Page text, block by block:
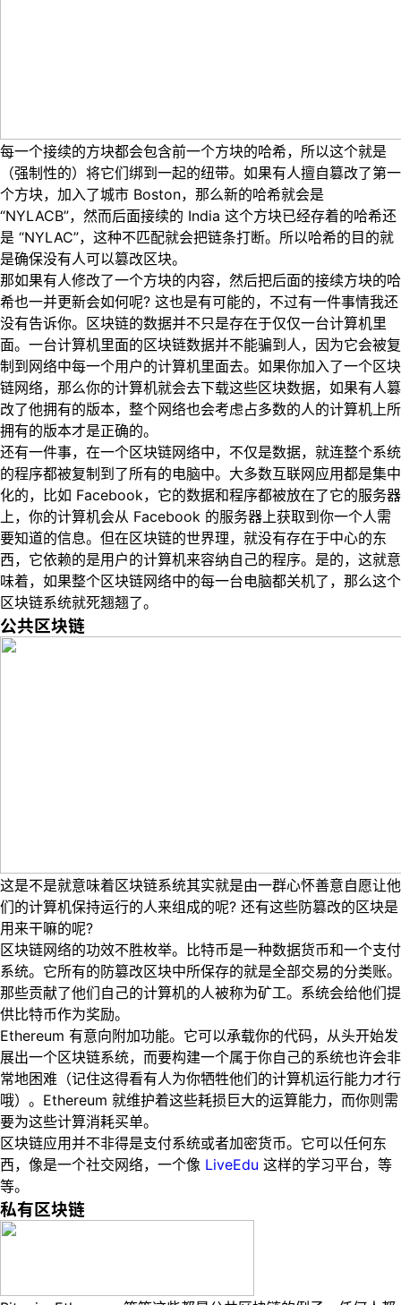
每一个接续的方块都会包含前一个方块的哈希，所以这个就是
（强制性的）将它们绑到一起的纽带。如果有人擅自篡改了第一
个方块，加入了城市 Boston，那么新的哈希就会是
“NYLACB”，然而后面接续的 India 这个方块已经存着的哈希还
是 “NYLAC”，这种不匹配就会把链条打断。所以哈希的目的就
是确保没有人可以篡改区块。
那如果有人修改了一个方块的内容，然后把后面的接续方块的哈
希也一并更新会如何呢? 这也是有可能的，不过有一件事情我还
没有告诉你。区块链的数据并不只是存在于仅仅一台计算机里
面。一台计算机里面的区块链数据并不能骗到人，因为它会被复
制到网络中每一个用户的计算机里面去。如果你加入了一个区块
链网络，那么你的计算机就会去下载这些区块数据，如果有人篡
改了他拥有的版本，整个网络也会考虑占多数的人的计算机上所
拥有的版本才是正确的。
还有一件事，在一个区块链网络中，不仅是数据，就连整个系统
的程序都被复制到了所有的电脑中。大多数互联网应用都是集中
化的，比如 Facebook，它的数据和程序都被放在了它的服务器
上，你的计算机会从 Facebook 的服务器上获取到你一个人需
要知道的信息。但在区块链的世界理，就没有存在于中心的东
西，它依赖的是用户的计算机来容纳自己的程序。是的，这就意
味着，如果整个区块链网络中的每一台电脑都关机了，那么这个
区块链系统就死翘翘了。
公共区块链
这是不是就意味着区块链系统其实就是由一群心怀善意自愿让他
们的计算机保持运行的人来组成的呢? 还有这些防篡改的区块是
用来干嘛的呢?
区块链网络的功效不胜枚举。比特币是一种数据货币和一个支付
系统。它所有的防篡改区块中所保存的就是全部交易的分类账。
那些贡献了他们自己的计算机的人被称为矿工。系统会给他们提
供比特币作为奖励。
Ethereum 有意向附加功能。它可以承载你的代码，从头开始发
展出一个区块链系统，而要构建一个属于你自己的系统也许会非
常地困难（记住这得看有人为你牺牲他们的计算机运行能力才行
哦）。Ethereum 就维护着这些耗损巨大的运算能力，而你则需
要为这些计算消耗买单。
区块链应用并不非得是支付系统或者加密货币。它可以任何东
西，像是一个社交网络，一个像 LiveEdu 这样的学习平台，等
等。
私有区块链